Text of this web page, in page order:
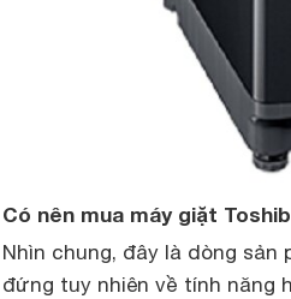
Có nên mua máy giặt
Nhìn chung, đây là dòng
đứng tuy nhiên về tính năng